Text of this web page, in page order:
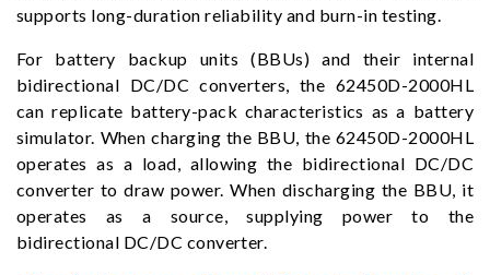
supports long-duration reliability and burn-in testing.
For battery backup units (BBUs) and their internal
bidirectional DC/DC converters, the 62450D-2000HL
can replicate battery-pack characteristics as a battery
simulator. When charging the BBU, the 62450D-2000HL
operates as a load, allowing the bidirectional DC/DC
converter to draw power. When discharging the BBU, it
operates as a source, supplying power to the
bidirectional DC/DC converter.